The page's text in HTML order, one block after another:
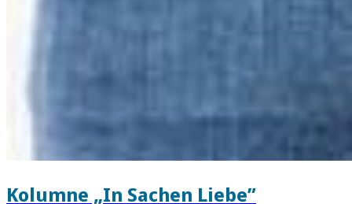
Kolumne „In Sachen Liebe”